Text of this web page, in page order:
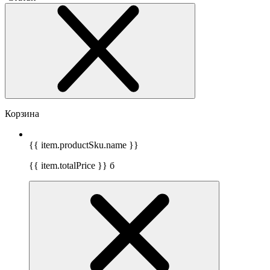
Корзина
{{ item.productSku.name }}
{{ item.totalPrice }} б